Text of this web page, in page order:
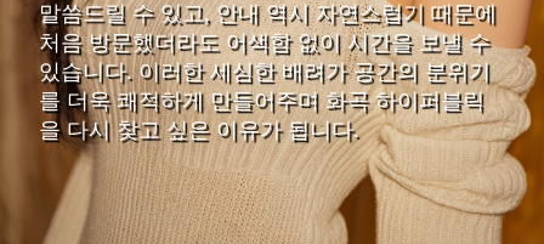
말씀드릴 수 있고, 안내 역시 자연스럽기 때문에
처음 방문했더라도 어색함 없이 시간을 보낼 수
있습니다. 이러한 세심한 배려가 공간의 분위기
를 더욱 쾌적하게 만들어주며 화곡 하이퍼블릭
을 다시 찾고 싶은 이유가 됩니다.